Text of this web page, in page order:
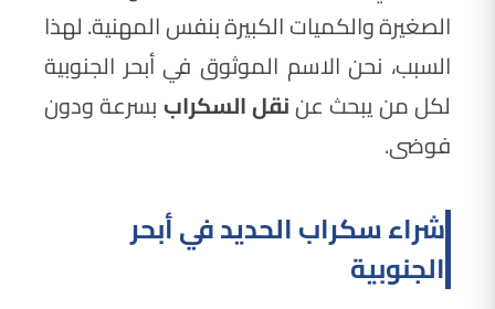
الصغيرة والكميات الكبيرة بنفس المهنية. لهذا
السبب، نحن الاسم الموثوق في أبحر الجنوبية
لكل من يبحث عننقل السكراببسرعة ودون
فوضى.
شراء سكراب الحديد في أبحر
الجنوبية